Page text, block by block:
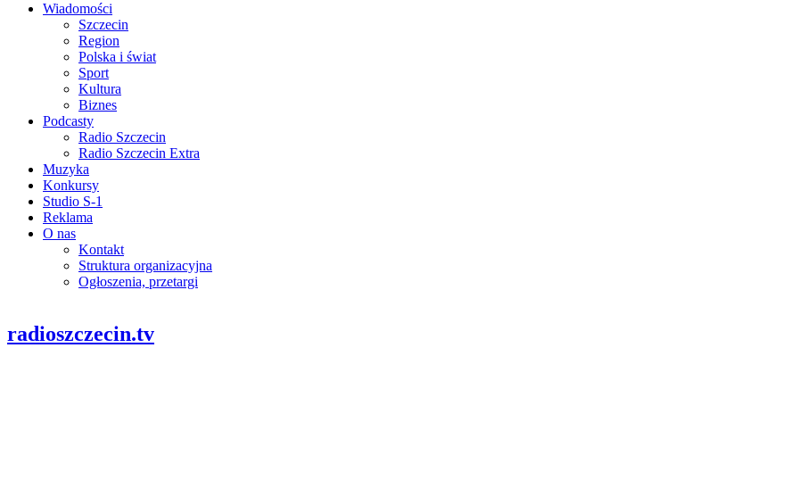
Wiadomości
Szczecin
Region
Polska i świat
Sport
Kultura
Biznes
Podcasty
Radio Szczecin
Radio Szczecin Extra
Muzyka
Konkursy
Studio S-1
Reklama
O nas
Kontakt
Struktura organizacyjna
Ogłoszenia, przetargi
radioszczecin.tv